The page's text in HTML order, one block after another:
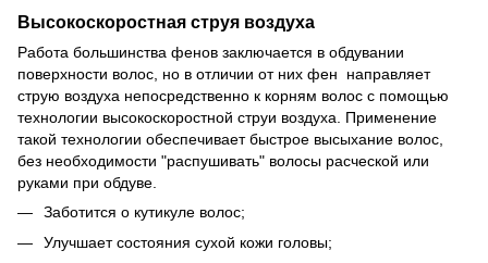
Высокоскоростная струя воздуха
Работа большинства фенов заключается в обдувании
поверхности волос, но в отличии от них фен направляет
струю воздуха непосредственно к корням волос с помощью
технологии высокоскоростной струи воздуха. Применение
такой технологии обеспечивает быстрое высыхание волос,
без необходимости "распушивать" волосы расческой или
руками при обдуве.
Заботится о кутикуле волос;
Улучшает состояния сухой кожи головы;